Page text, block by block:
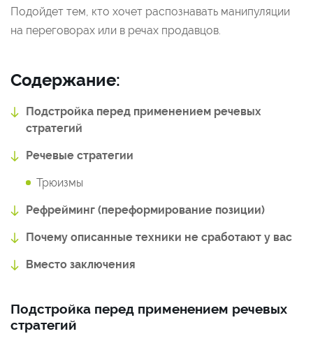
Подойдет тем, кто хочет распознавать манипуляции
на переговорах или в речах продавцов.
Содержание:
Подстройка перед применением речевых
стратегий
Речевые стратегии
Трюизмы
Рефрейминг (переформирование позиции)
Почему описанные техники не сработают у вас
Вместо заключения
Подстройка перед применением речевых
стратегий